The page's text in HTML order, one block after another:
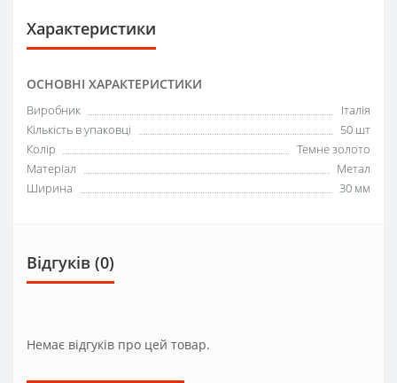
Характеристики
ОСНОВНІ ХАРАКТЕРИСТИКИ
Виробник
Італія
Кількість в упаковці
50 шт
Колір
Темне золото
Матеріал
Метал
Ширина
30 мм
Відгуків (0)
Немає відгуків про цей товар.